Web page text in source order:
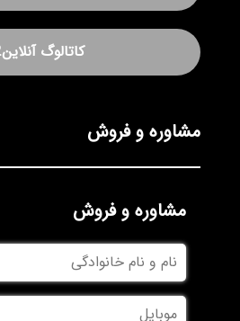
کاتالوگ آنلاین2
مشاوره و فروش
مشاوره و فروش
نام
و
نام
خانوادگی
موبایل